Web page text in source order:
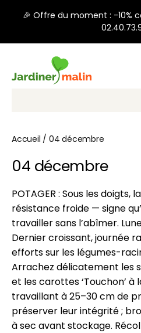
🎉 Offre du moment : -10%
Recherche, ex: "pots
Accueil / 04 décembre
04 décembre
POTAGER : Sous les
résistance froide — signe
travailler sans l’abîmer.
Dernier croissant, journée
efforts sur les légumes-
Arrachez délicatement les
et les carottes ‘Touchon’
travaillant à 25–30 cm de
préserver leur intégrité ;
à sec avant stockage.